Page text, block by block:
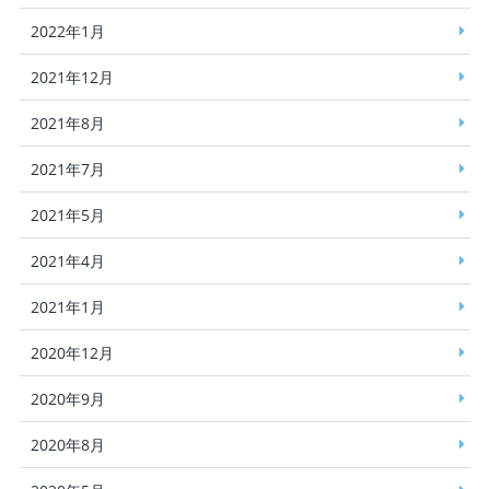
2022年1月
2021年12月
2021年8月
2021年7月
2021年5月
2021年4月
2021年1月
2020年12月
2020年9月
2020年8月